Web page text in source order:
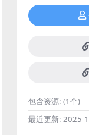
包含资源: (1个)
最近更新: 2025-